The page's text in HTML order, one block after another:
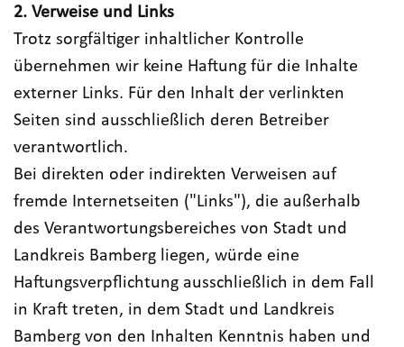
2. Verweise und Links
Trotz sorgfältiger inhaltlicher Kontrolle
übernehmen wir keine Haftung für die Inhalte
externer Links. Für den Inhalt der verlinkten
Seiten sind ausschließlich deren Betreiber
verantwortlich.
Bei direkten oder indirekten Verweisen auf
fremde Internetseiten ("Links"), die außerhalb
des Verantwortungsbereiches von Stadt und
Landkreis Bamberg liegen, würde eine
Haftungsverpflichtung ausschließlich in dem Fall
in Kraft treten, in dem Stadt und Landkreis
Bamberg von den Inhalten Kenntnis haben und